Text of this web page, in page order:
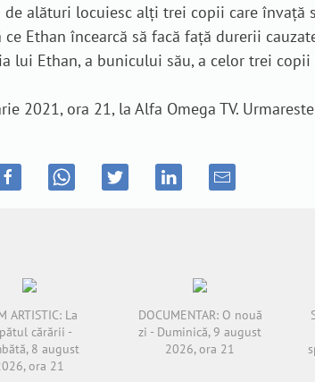
alături locuiesc alți trei copii care învață
Ethan încearcă să facă față durerii
lui Ethan, a bunicului său, a celor trei
2021, ora 21, la Alfa Omega TV.
ARTISTIC: La
cărării -
8 august
ora 21
DOCUMENTAR: O nouă
zi - Duminică, 9 august
2026, ora 21